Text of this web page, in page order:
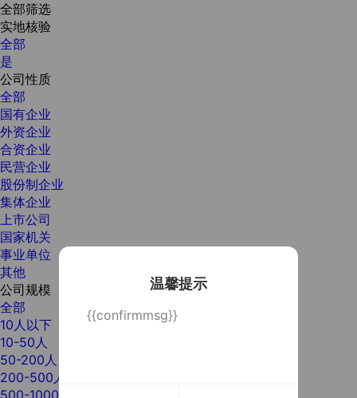
温馨提示
{{confirmmsg}}
全部筛选
实地核验
全部
是
公司性质
全部
国有企业
外资企业
合资企业
民营企业
股份制企业
集体企业
上市公司
国家机关
事业单位
其他
公司规模
全部
10人以下
10-50人
50-200人
200-500人
500-1000人